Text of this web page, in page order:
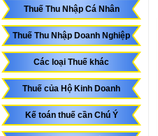
Thuế Thu Nhập Cá Nhân
Thuế Thu Nhập Doanh Nghiệp
Các loại Thuế khác
Thuế của Hộ Kinh Doanh
Kế toán thuế cần Chú Ý